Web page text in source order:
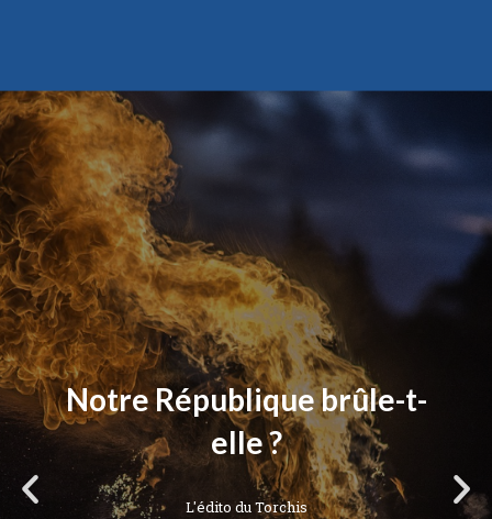
Notre République brûle-t-
elle ?
L'édito du Torchis